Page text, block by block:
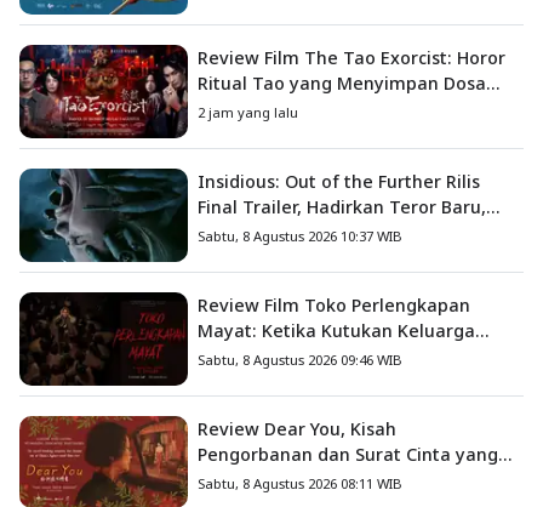
Review Film The Tao Exorcist: Horor
Ritual Tao yang Menyimpan Dosa
Masa Lalu
2 jam yang lalu
Insidious: Out of the Further Rilis
Final Trailer, Hadirkan Teror Baru,
Iblis Kini Masuk ke Dunia Manusia
Sabtu, 8 Agustus 2026 10:37 WIB
Review Film Toko Perlengkapan
Mayat: Ketika Kutukan Keluarga
Menjadi Sumber Teror yang
Sabtu, 8 Agustus 2026 09:46 WIB
Review Dear You, Kisah
Pengorbanan dan Surat Cinta yang
Menyentuh Hati
Sabtu, 8 Agustus 2026 08:11 WIB